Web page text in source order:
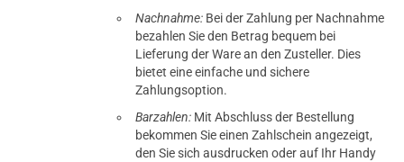
Nachnahme: Bei der Zahlung per Nachnahme
bezahlen Sie den Betrag bequem bei
Lieferung der Ware an den Zusteller. Dies
bietet eine einfache und sichere
Zahlungsoption.
Barzahlen: Mit Abschluss der Bestellung
bekommen Sie einen Zahlschein angezeigt,
den Sie sich ausdrucken oder auf Ihr Handy